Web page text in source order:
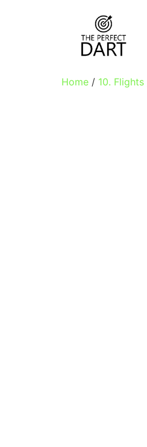
Home / 10. Flights